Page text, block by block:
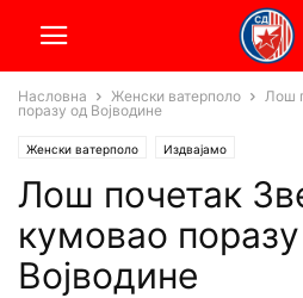
Насловна Женски ватерполо
Лош
поразу од Војводине
Женски ватерполо Издвајамо
Лош почетак
кумовао
Војводине